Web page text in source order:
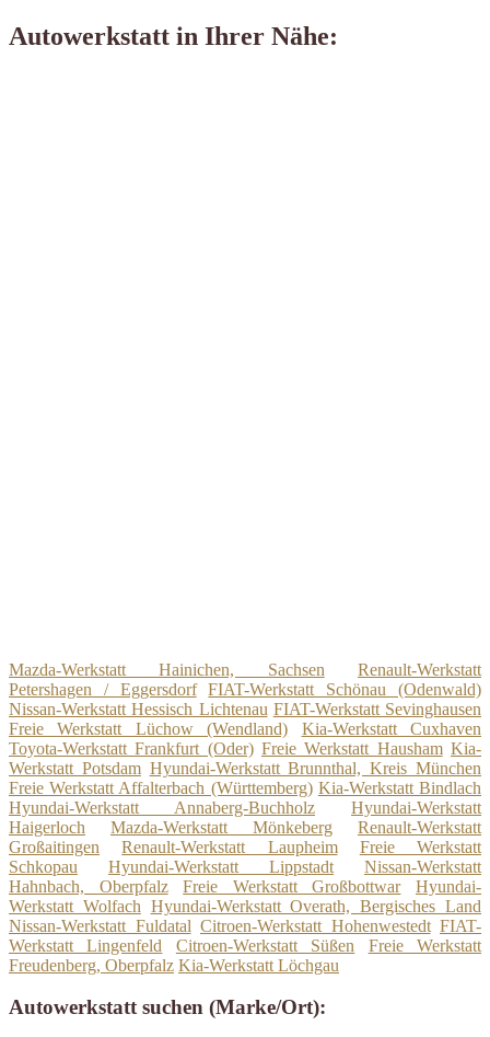
Autowerkstatt in Ihrer Nähe:
Mazda-Werkstatt Hainichen, Sachsen
Renault-Werkstatt
Petershagen / Eggersdorf
FIAT-Werkstatt Schönau (Odenwald)
Nissan-Werkstatt Hessisch Lichtenau FIAT-Werkstatt Sevinghausen
Freie Werkstatt Lüchow (Wendland)
Kia-Werkstatt Cuxhaven
Toyota-Werkstatt Frankfurt (Oder) Freie Werkstatt Hausham Kia-
Werkstatt Potsdam Hyundai-Werkstatt Brunnthal, Kreis München
Freie Werkstatt Affalterbach (Württemberg) Kia-Werkstatt Bindlach
Hyundai-Werkstatt Annaberg-Buchholz
Hyundai-Werkstatt
Haigerloch
Mazda-Werkstatt Mönkeberg
Renault-Werkstatt
Großaitingen
Renault-Werkstatt Laupheim
Freie Werkstatt
Schkopau
Hyundai-Werkstatt Lippstadt
Nissan-Werkstatt
Hahnbach, Oberpfalz
Freie Werkstatt Großbottwar
Hyundai-
Werkstatt Wolfach Hyundai-Werkstatt Overath, Bergisches Land
Nissan-Werkstatt Fuldatal Citroen-Werkstatt Hohenwestedt FIAT-
Werkstatt Lingenfeld
Citroen-Werkstatt Süßen
Freie Werkstatt
Freudenberg, Oberpfalz Kia-Werkstatt Löchgau
Autowerkstatt suchen (Marke/Ort):